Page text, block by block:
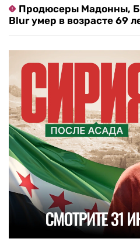
Продюсеры Мадонны,
Blur умер в возрасте 69